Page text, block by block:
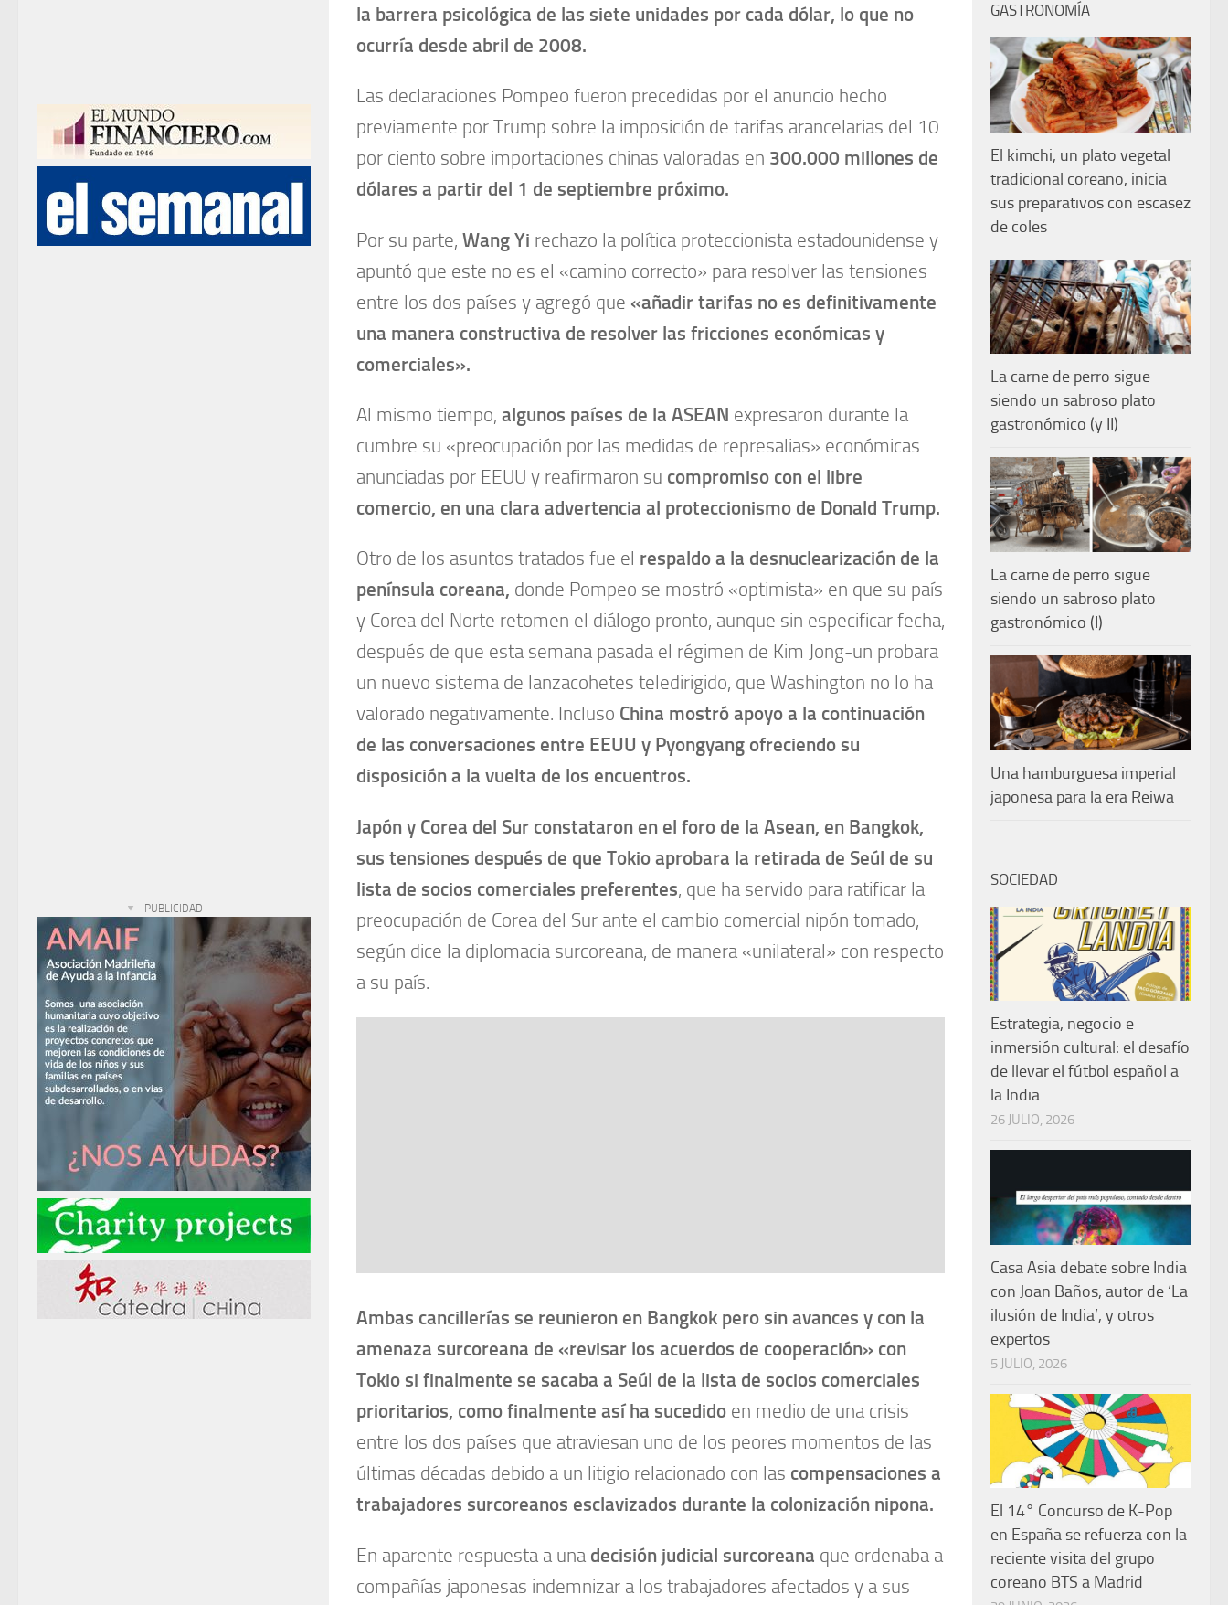
la barrera psicológica de las siete unidades por cada dólar, lo que no
ocurría desde abril de 2008.
Las declaraciones Pompeo fueron precedidas por el anuncio hecho
previamente por Trump sobre la imposición de tarifas arancelarias del 10
por ciento sobre importaciones chinas valoradas en 300.000 millones de
dólares a partir del 1 de septiembre próximo.
Por su parte, Wang Yi rechazo la política proteccionista estadounidense y
apuntó que este no es el «camino correcto» para resolver las tensiones
entre los dos países y agregó que «añadir tarifas no es definitivamente
una manera constructiva de resolver las fricciones económicas y
comerciales».
Al mismo tiempo, algunos países de la ASEAN expresaron durante la
cumbre su «preocupación por las medidas de represalias» económicas
anunciadas por EEUU y reafirmaron su compromiso con el libre
comercio, en una clara advertencia al proteccionismo de Donald Trump.
Otro de los asuntos tratados fue el respaldo a la desnuclearización de la
península coreana, donde Pompeo se mostró «optimista» en que su país
y Corea del Norte retomen el diálogo pronto, aunque sin especificar fecha,
después de que esta semana pasada el régimen de Kim Jong-un probara
un nuevo sistema de lanzacohetes teledirigido, que Washington no lo ha
valorado negativamente. Incluso China mostró apoyo a la continuación
de las conversaciones entre EEUU y Pyongyang ofreciendo su
disposición a la vuelta de los encuentros.
Japón y Corea del Sur constataron en el foro de la Asean, en Bangkok,
sus tensiones después de que Tokio aprobara la retirada de Seúl de su
lista de socios comerciales preferentes, que ha servido para ratificar la
preocupación de Corea del Sur ante el cambio comercial nipón tomado,
según dice la diplomacia surcoreana, de manera «unilateral» con respecto
a su país.
Ambas cancillerías se reunieron en Bangkok pero sin avances y con la
amenaza surcoreana de «revisar los acuerdos de cooperación» con
Tokio si finalmente se sacaba a Seúl de la lista de socios comerciales
prioritarios, como finalmente así ha sucedido en medio de una crisis
entre los dos países que atraviesan uno de los peores momentos de las
últimas décadas debido a un litigio relacionado con las compensaciones a
trabajadores surcoreanos esclavizados durante la colonización nipona.
En aparente respuesta a una decisión judicial surcoreana que ordenaba a
compañías japonesas indemnizar a los trabajadores afectados y a sus
PUBLICIDAD
GASTRONOMÍA
El kimchi, un plato vegetal
tradicional coreano, inicia
sus preparativos con escasez
de coles
La carne de perro sigue
siendo un sabroso plato
gastronómico (y II)
La carne de perro sigue
siendo un sabroso plato
gastronómico (I)
Una hamburguesa imperial
japonesa para la era Reiwa
SOCIEDAD
Estrategia, negocio e
inmersión cultural: el desafío
de llevar el fútbol español a
la India
26 JULIO, 2026
Casa Asia debate sobre India
con Joan Baños, autor de ‘La
ilusión de India’, y otros
expertos
5 JULIO, 2026
El 14° Concurso de K-Pop
en España se refuerza con la
reciente visita del grupo
coreano BTS a Madrid